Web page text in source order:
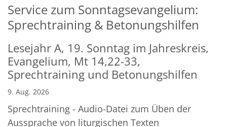
Service zum Sonntagsevangelium:
Sprechtraining & Betonungshilfen
Lesejahr A, 19. Sonntag im Jahreskreis,
Evangelium, Mt 14,22-33,
Sprechtraining und Betonungshilfen
9. Aug. 2026
Sprechtraining - Audio-Datei zum Üben der
Aussprache von liturgischen Texten